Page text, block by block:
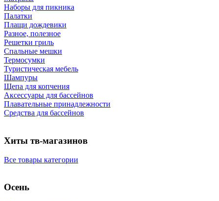
Наборы для пикника
Палатки
Плащи дождевики
Разное, полезное
Решетки гриль
Спальные мешки
Термосумки
Туристическая мебель
Шампуры
Щепа для копчения
Аксессуары для бассейнов
Плавательные принадлежности
Средства для бассейнов
Хиты тв-магазинов
Все товары категории
Осень